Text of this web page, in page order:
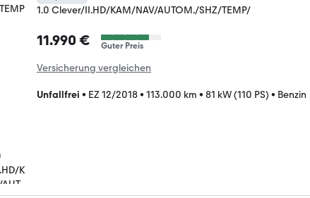
1.0 Clever/II.HD/KAM/NAV/AUTOM./SHZ/TEMP/
11.990 € Guter Preis
Versicherung vergleichen
Unfallfrei • EZ 12/2018• 113.000 km • 81 kW (110 PS) • Benzin